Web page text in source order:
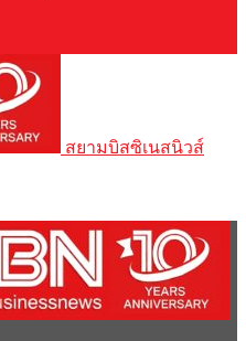
สยามบิสซิเนสนิวส์